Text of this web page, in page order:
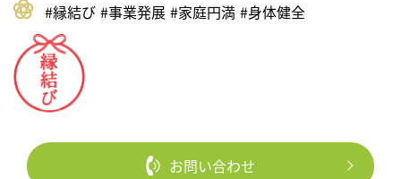
#縁結び #事業発展 #家庭円満 #⾝体健全
お問い合わせ